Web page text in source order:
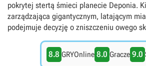
pokrytej stertą śmieci planecie Deponia.
zarządzająca gigantycznym, latającym
podejmuje decyzję o zniszczeniu owego
znany z pierwszej części gry Rufus
realizacji tych planów i uratować swą
dostać się do Elysium, nasz bohater
8.8 GRYOnline 8.0 Gracze 9.0